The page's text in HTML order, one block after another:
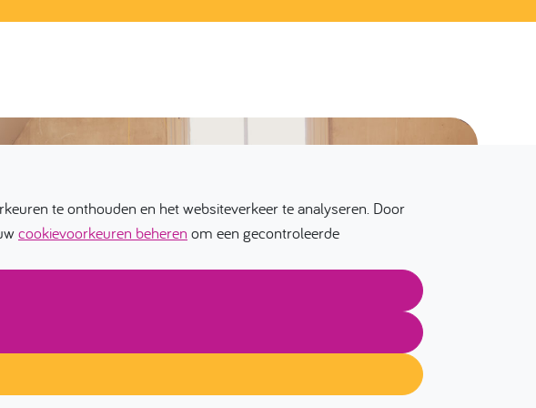
te onthouden en het websiteverkeer te analyseren. Door
cookievoorkeuren beheren om een gecontroleerde